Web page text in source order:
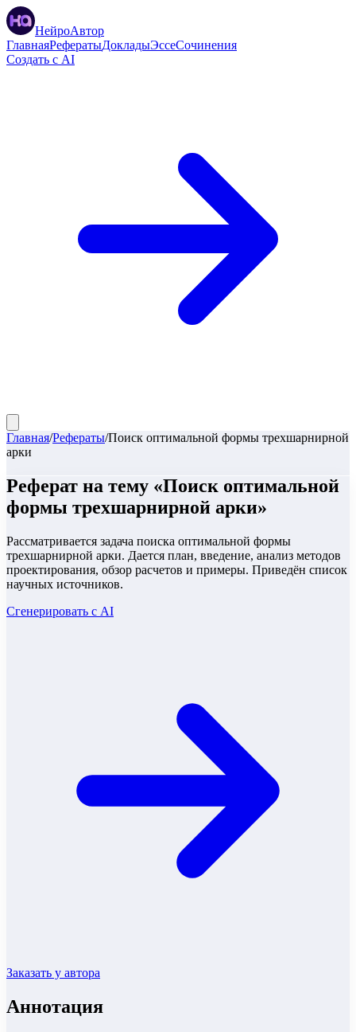
НейроАвтор
ГлавнаяРефератыДокладыЭссеСочинения
Создать с AI
Главная/Рефераты/Поиск оптимальной формы трехшарнирной
арки
Реферат на тему «Поиск оптимальной
формы трехшарнирной арки»
Рассматривается задача поиска оптимальной формы
трехшарнирной арки. Дается план, введение, анализ методов
проектирования, обзор расчетов и примеры. Приведён список
научных источников.
Сгенерировать с AI
Заказать у автора
Аннотация